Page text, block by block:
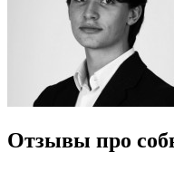
Отзывы про